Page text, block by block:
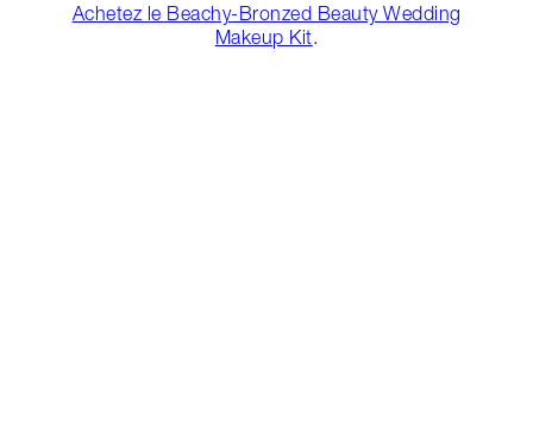
Achetez le Beachy-Bronzed Beauty Wedding
Makeup Kit.